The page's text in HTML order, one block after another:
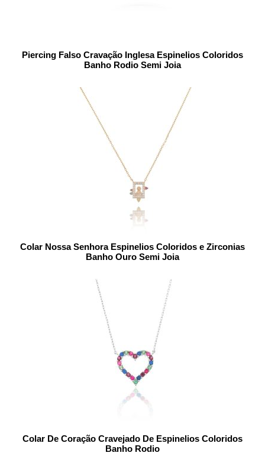
Piercing Falso Cravação Inglesa Espinelios Coloridos
Banho Rodio Semi Joia
Colar Nossa Senhora Espinelios Coloridos e Zirconias
Banho Ouro Semi Joia
Colar De Coração Cravejado De Espinelios Coloridos
Banho Rodio